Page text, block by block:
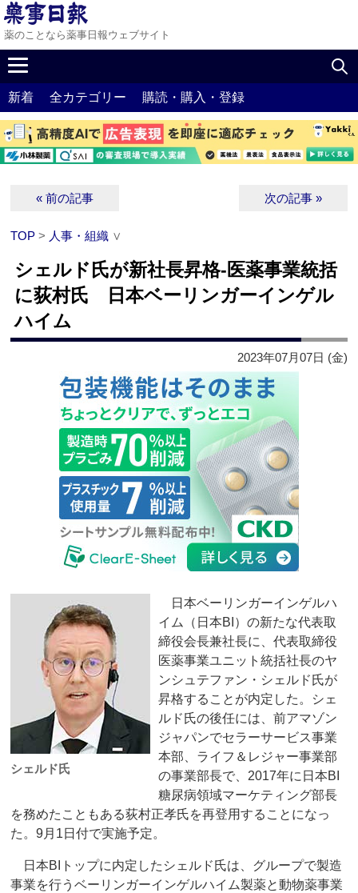
薬のことなら薬事日報ウェブサイト
新着 全カテゴリー 購読・購入・登録
« 前の記事 次の記事 »
TOP > 人事・組織 ∨
シェルド氏が新社長昇格‐医薬事業統括
に荻村氏 日本ベーリンガーインゲル
ハイム
2023年07月07日 (金)
シェルド氏
日本ベーリンガーインゲルハ
イム（日本BI）の新たな代表取
締役会長兼社長に、代表取締役
医薬事業ユニット統括社長のヤ
ンシュテファン・シェルド氏が
昇格することが内定した。シェ
ルド氏の後任には、前アマゾン
ジャパンでセラーサービス事業
本部、ライフ＆レジャー事業部
の事業部長で、2017年に日本BI
糖尿病領域マーケティング部長
を務めたこともある荻村正孝氏を再登用することになっ
た。9月1日付で実施予定。
日本BIトップに内定したシェルド氏は、グループで製造
事業を行うベーリンガーインゲルハイム製薬と動物薬事業